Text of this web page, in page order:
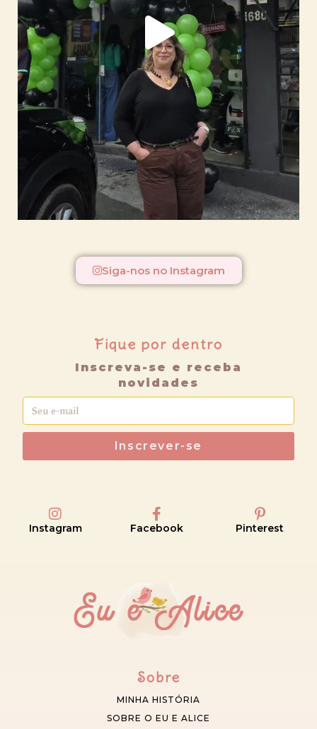
Siga-nos no Instagram
Fique por dentro
Inscreva-se e receba
novidades
Inscrever-se
Instagram Facebook Pinterest
Sobre
MINHA HISTÓRIA
SOBRE O EU E ALICE